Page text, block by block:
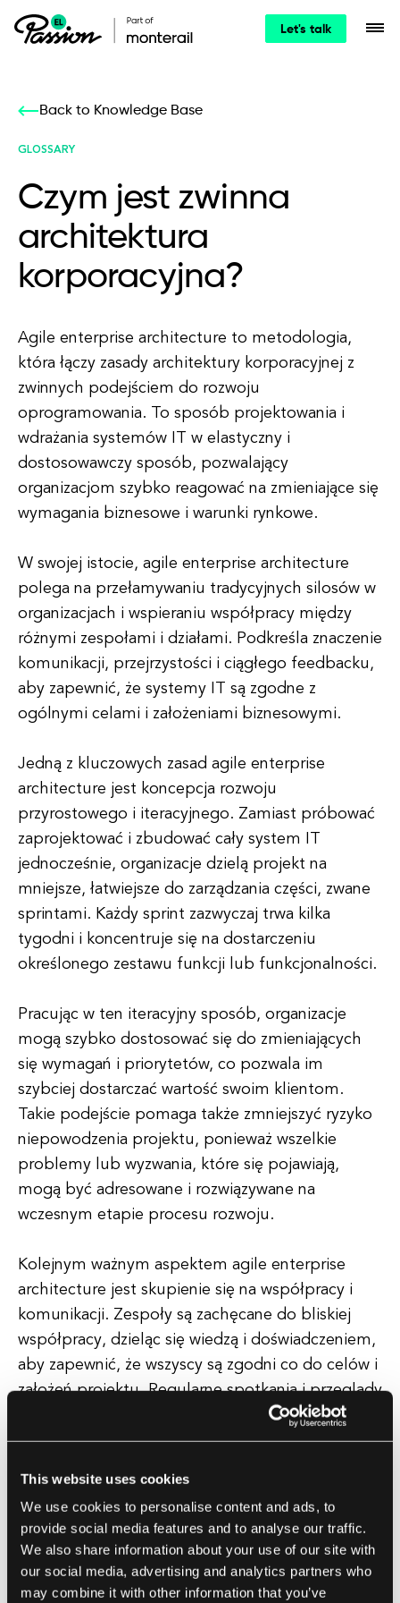
This website uses cookies
We use cookies to personalise content and ads, to
provide social media features and to analyse our traffic.
We also share information about your use of our site with
our social media, advertising and analytics partners who
may combine it with other information that you’ve
Let's talk
Back to Knowledge Base
GLOSSARY
Czym jest zwinna
architektura
korporacyjna?
Agile enterprise architecture to metodologia,
która łączy zasady architektury korporacyjnej z
zwinnych podejściem do rozwoju
oprogramowania. To sposób projektowania i
wdrażania systemów IT w elastyczny i
dostosowawczy sposób, pozwalający
organizacjom szybko reagować na zmieniające się
wymagania biznesowe i warunki rynkowe.
W swojej istocie, agile enterprise architecture
polega na przełamywaniu tradycyjnych silosów w
organizacjach i wspieraniu współpracy między
różnymi zespołami i działami. Podkreśla znaczenie
komunikacji, przejrzystości i ciągłego feedbacku,
aby zapewnić, że systemy IT są zgodne z
ogólnymi celami i założeniami biznesowymi.
Jedną z kluczowych zasad agile enterprise
architecture jest koncepcja rozwoju
przyrostowego i iteracyjnego. Zamiast próbować
zaprojektować i zbudować cały system IT
jednocześnie, organizacje dzielą projekt na
mniejsze, łatwiejsze do zarządzania części, zwane
sprintami. Każdy sprint zazwyczaj trwa kilka
tygodni i koncentruje się na dostarczeniu
określonego zestawu funkcji lub funkcjonalności.
Pracując w ten iteracyjny sposób, organizacje
mogą szybko dostosować się do zmieniających
się wymagań i priorytetów, co pozwala im
szybciej dostarczać wartość swoim klientom.
Takie podejście pomaga także zmniejszyć ryzyko
niepowodzenia projektu, ponieważ wszelkie
problemy lub wyzwania, które się pojawiają,
mogą być adresowane i rozwiązywane na
wczesnym etapie procesu rozwoju.
Kolejnym ważnym aspektem agile enterprise
architecture jest skupienie się na współpracy i
komunikacji. Zespoły są zachęcane do bliskiej
współpracy, dzieląc się wiedzą i doświadczeniem,
aby zapewnić, że wszyscy są zgodni co do celów i
założeń projektu. Regularne spotkania i przeglądy
są organizowane w celu uzyskania feedbacku na
temat postępów i identyfikacji wszelkich
Dodatkowo, agile enterprise architecture kładzie
duży nacisk na wykorzystanie technologii i
automatyzacji w celu uproszczenia procesów i